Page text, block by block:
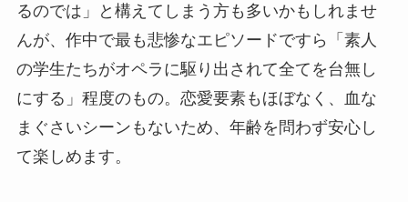
るのでは」と構えてしまう方も多いかもしれませ
んが、作中で最も悲惨なエピソードですら「素人
の学生たちがオペラに駆り出されて全てを台無し
にする」程度のもの。恋愛要素もほぼなく、血な
まぐさいシーンもないため、年齢を問わず安心し
て楽しめます。